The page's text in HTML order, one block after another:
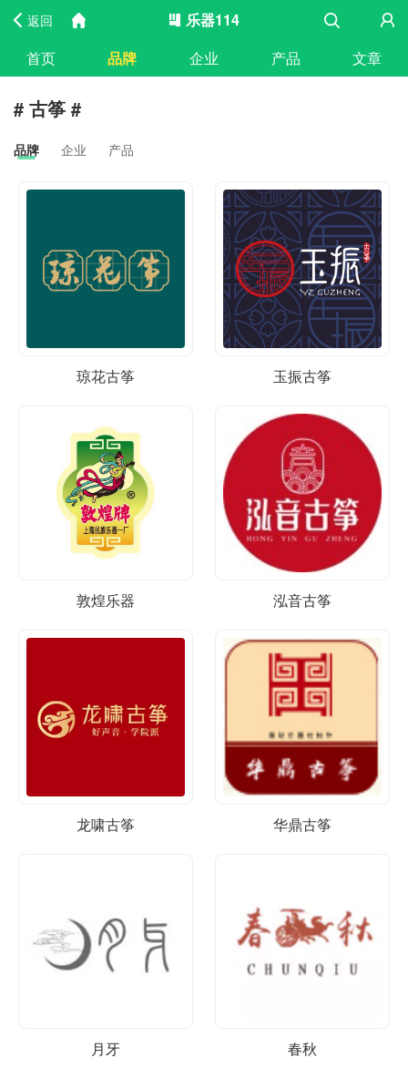
返回
乐器114
首页
品牌 企业 产品 文章
# 古筝 #
品牌 企业 产品
琼花古筝 玉振古筝
敦煌乐器 泓音古筝
龙啸古筝 华鼎古筝
月牙 春秋